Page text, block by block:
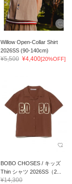
Willow Open-Collar Shirt
2026SS (90-140cm)
¥5,500 ¥4,400[20%OFF]
BOBO CHOSES / キッズ
Thin シャツ 2026SS（2...
¥14,300